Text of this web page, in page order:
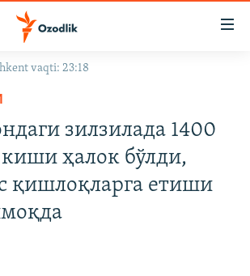
vaqti: 23:18
зилзилада 1400
ҳалок бўлди,
қишлоқларга етиши